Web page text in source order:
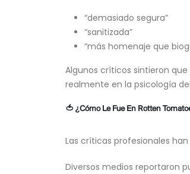
“demasiado segura”
“sanitizada”
“más homenaje que
Algunos críticos sintieron
realmente en la psicología
🍅 ¿Cómo Le Fue En Rotten
Las críticas profesionales
Diversos medios reportaron